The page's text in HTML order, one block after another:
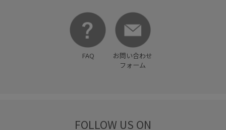
FAQ
お問い合わせ
フォーム
FOLLOW US ON